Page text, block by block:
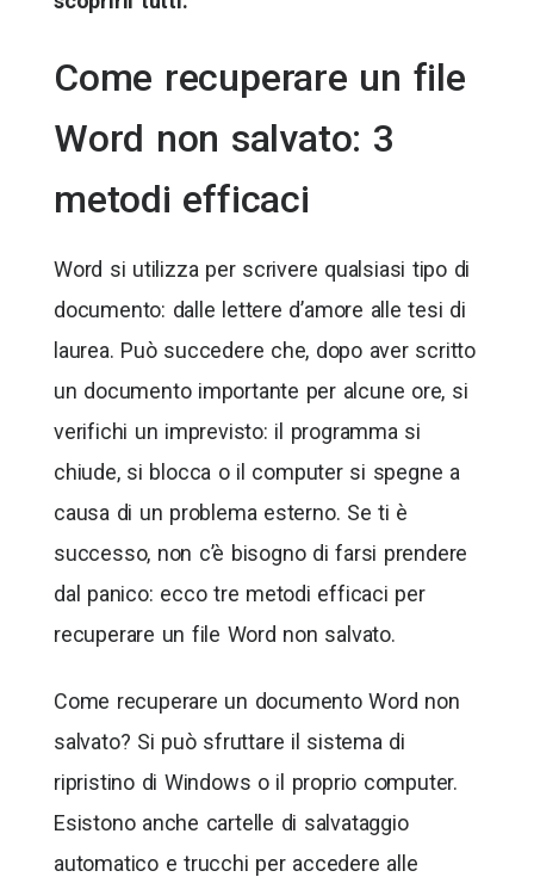
Come recuperare un file
Word non salvato: 3
metodi efficaci
Word si utilizza per scrivere qualsiasi tipo di
documento: dalle lettere d’amore alle tesi di
laurea. Può succedere che, dopo aver scritto
un documento importante per alcune ore, si
verifichi un imprevisto: il programma si
chiude, si blocca o il computer si spegne a
causa di un problema esterno. Se ti è
successo, non c’è bisogno di farsi prendere
dal panico: ecco tre metodi efficaci per
recuperare un file Word non salvato.
Come recuperare un documento Word non
salvato? Si può sfruttare il sistema di
ripristino di Windows o il proprio computer.
Esistono anche cartelle di salvataggio
automatico e trucchi per accedere alle